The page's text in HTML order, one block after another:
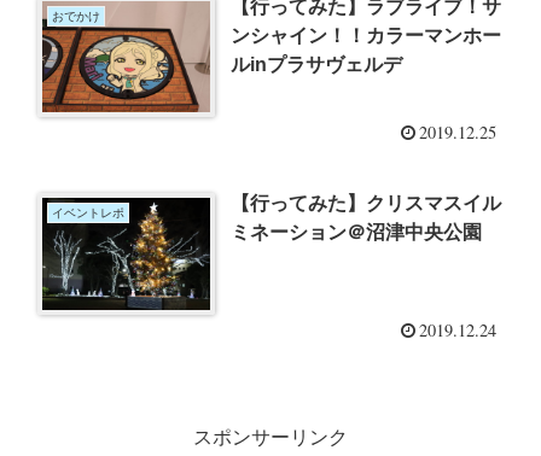
おでかけ
【行ってみた】ラブライブ！サ
ンシャイン！！カラーマンホー
ルinプラサヴェルデ
2019.12.25
イベントレポ
【行ってみた】クリスマスイル
ミネーション＠沼津中央公園
2019.12.24
スポンサーリンク